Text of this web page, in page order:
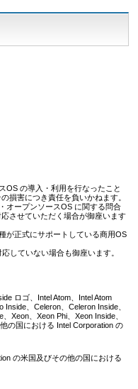
OS の導入・利用を行なったこと
損害につき責任を負いかねます。
オープンソースOS に関する問合
させていただく場合が御座います
が正式にサポートしている商用OS
していない場合も御座います。
ロゴ、Intel Atom、Intel Atom
、Celeron、Celeron Inside、
Xeon、Xeon Phi、Xeon Inside、
の国における Intel Corporation の
の米国及びその他の国における